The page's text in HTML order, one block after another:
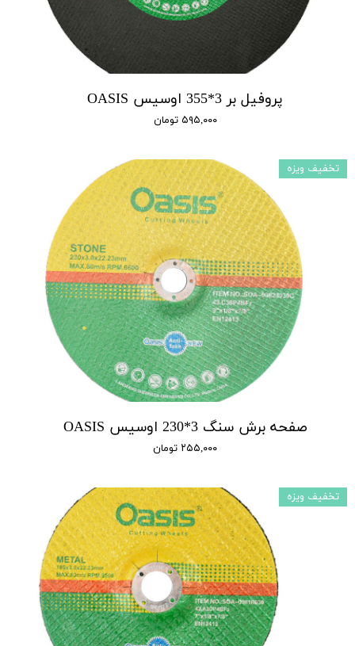
پروفیل بر 3*355 اوسیس OASIS
۵۹۵,۰۰۰ تومان
صفحه برش سنگ 3*230 اوسیس OASIS
۲۵۵,۰۰۰ تومان
تخفیف ویزه
تخفیف ویزه